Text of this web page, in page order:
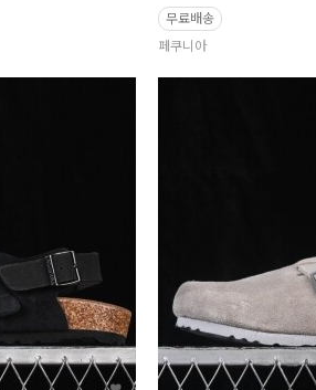
무료배송
페쿠니아